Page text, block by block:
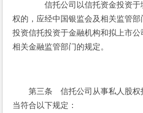
信托公司以信托资金投资于
权的，应经中国银监会及相关监管
投资信托投资于金融机构和拟上市
相关金融监管部门的规定。
第三条　信托公司从事私人股权
当符合以下规定：